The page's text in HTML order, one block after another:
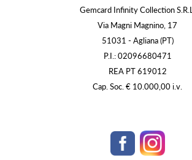
Gemcard Infinity Collection S.R.L.
Via Magni Magnino, 17
51031 - Agliana (PT)
P.I.: 02096680471
REA PT 619012
Cap. Soc. € 10.000,00 i.v.